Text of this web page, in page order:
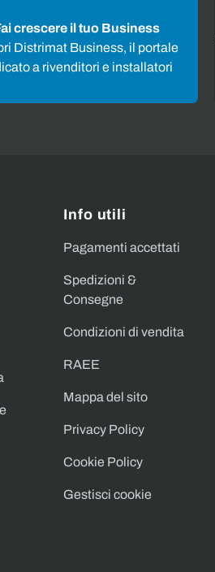
crescere il tuo Business
Distrimat Business, il portale
a rivenditori e installatori
Info utili
Pagamenti accettati
Spedizioni &
Consegne
Condizioni di vendita
RAEE
Mappa del sito
Privacy Policy
Cookie Policy
Gestisci cookie